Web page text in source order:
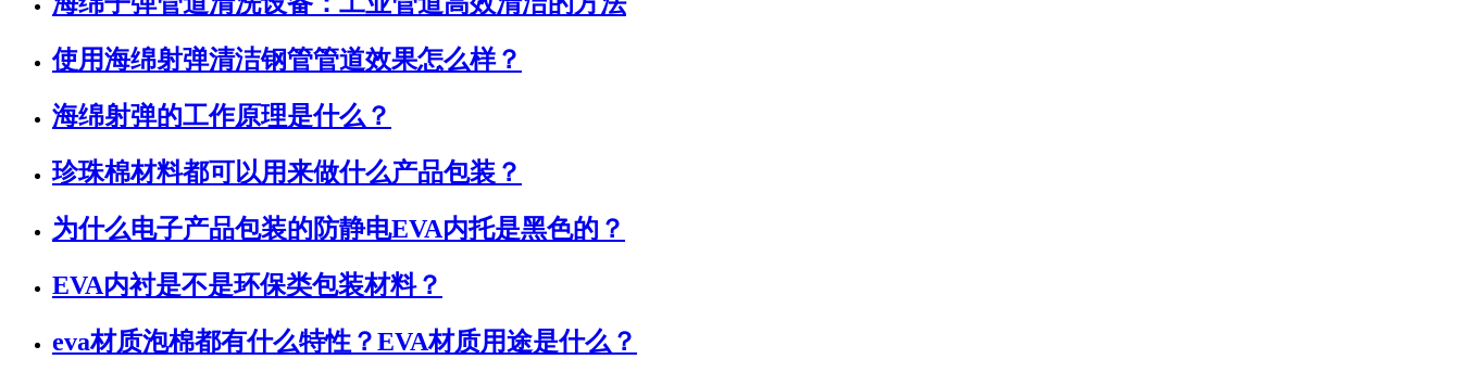
使用海绵射弹清洁钢管管道效果怎么样？
海绵射弹的工作原理是什么？
珍珠棉材料都可以用来做什么产品包装？
为什么电子产品包装的防静电EVA内托是黑色的？
EVA内衬是不是环保类包装材料？
eva材质泡棉都有什么特性？EVA材质用途是什么？